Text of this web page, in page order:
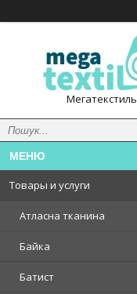
Мегатекстиль
Товары и услуги
Атласна тканина
Байка
Батист